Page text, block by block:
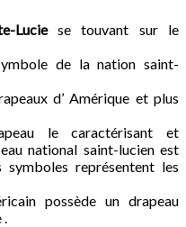
Lucie se touvant sur le
de la nation saint-
d’ Amérique et plus
le caractérisant et
national saint-lucien est
représentent les
possède un drapeau
.